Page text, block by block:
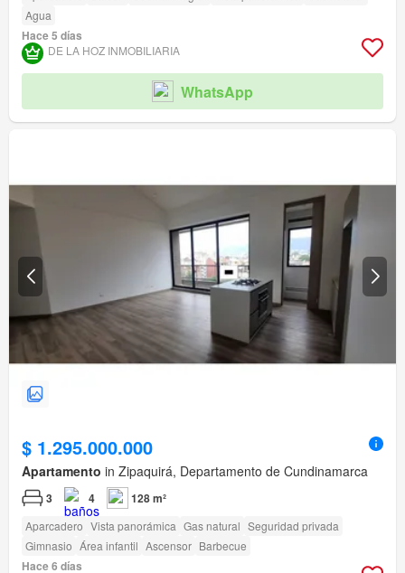
Agua
Hace 5 días
DE LA HOZ INMOBILIARIA
WhatsApp
$ 1.295.000.000
Apartamento in Zipaquirá, Departamento de Cundinamarca
3 4 128 m²
Aparcadero Vista panorámica Gas natural Seguridad privada
Gimnasio Área infantil Ascensor Barbecue
Hace 6 días